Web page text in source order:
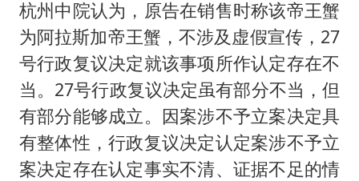
杭州中院认为，原告在销售时称该帝王蟹
为阿拉斯加帝王蟹，不涉及虚假宣传，27
号行政复议决定就该事项所作认定存在不
当。27号行政复议决定虽有部分不当，但
有部分能够成立。因案涉不予立案决定具
有整体性，行政复议决定认定案涉不予立
案决定存在认定事实不清、证据不足的情